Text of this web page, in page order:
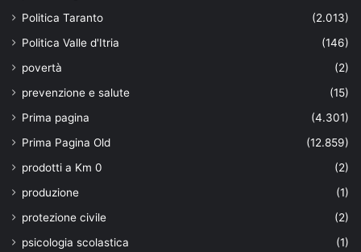
Politica Taranto
(2.013)
Politica Valle d'Itria
(146)
povertà
(2)
prevenzione e salute
(15)
Prima pagina
(4.301)
Prima Pagina Old
(12.859)
prodotti a Km 0
(2)
produzione
(1)
protezione civile
(2)
psicologia scolastica
(1)